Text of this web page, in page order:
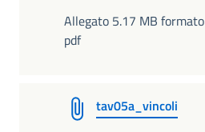
Allegato 5.17 MB formato
pdf
tav05a_vincoli